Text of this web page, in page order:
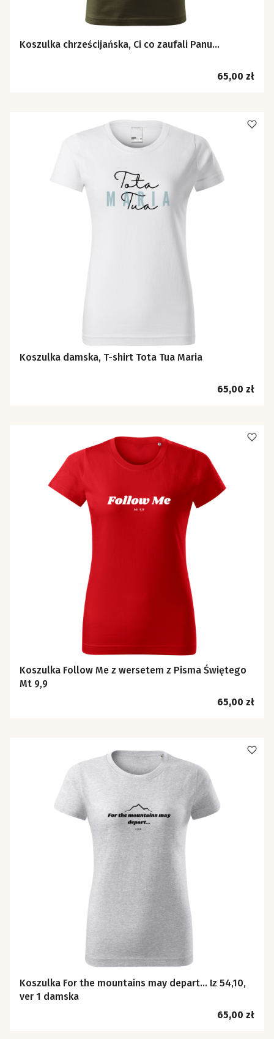
Koszulka chrześcijańska, Ci co zaufali Panu...
Cena
65,00 zł
Koszulka damska, T-shirt Tota Tua Maria
Cena
65,00 zł
Koszulka Follow Me z wersetem z Pisma Świętego
Mt 9,9
Cena
65,00 zł
Koszulka For the mountains may depart… Iz 54,10,
ver 1 damska
Cena
65,00 zł